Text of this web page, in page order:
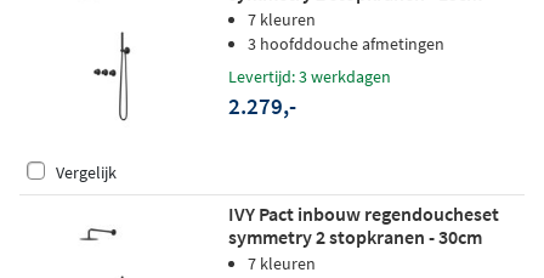
plafondbuis - 30cm medium
hoofddouche - glijstang -
7 kleuren
3 hoofddouche afmetingen
Levertijd: 3 werkdagen
2.279,-
Vergelijk
IVY Pact inbouw regendoucheset
symmetry 2 stopkranen - 30cm
plafondbuis - 20cm slim
7 kleuren